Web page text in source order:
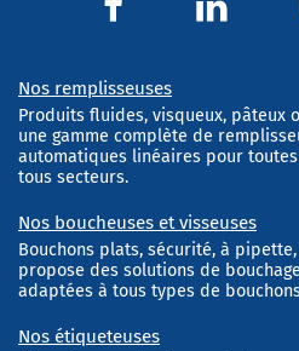
Nos remplisseuses
Produits fluides, visqueux, pâteux
une gamme complète de
automatiques linéaires pour
tous secteurs.
Nos boucheuses et visseuses
Bouchons plats, sécurité, à pipette,
propose des solutions de
adaptées à tous types de
Nos étiqueteuses